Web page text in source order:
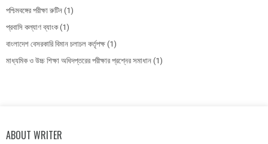
পশ্চিমবঙ্গের পরীক্ষা রুটিন (1)
প্রবাসি কল্যাণ ব্যাংক (1)
বাংলাদেশ বেসরকারি বিমান চলাচল কর্তৃপক্ষ (1)
মাধ্যমিক ও উচ্চ শিক্ষা অধিদপ্তরের পরীক্ষার প্রশ্নের সমাধান (1)
ABOUT WRITER